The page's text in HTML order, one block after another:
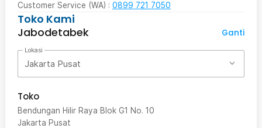
Customer Service (WA) : 0899 721 7050
Toko Kami
Jabodetabek
Ganti
Lokasi
Jakarta Pusat
Toko
Bendungan Hilir Raya Blok G1 No. 10
Jakarta Pusat